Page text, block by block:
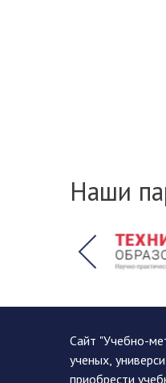
Наши
Сайт "Учебно-
ученых,
приобрести